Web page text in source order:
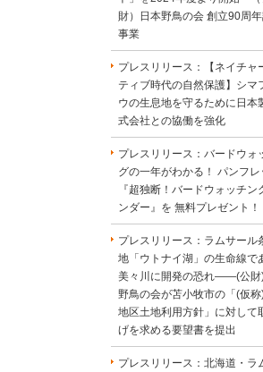
財）日本野鳥の会 創立90周
事業
プレスリリース：【ネイチャ
ティブ時代の自然保護】シマ
ウの生息地を守るために日本
式会社との協働を強化
プレスリリース：バードウォ
グの一年がわかる！ パンフレ
『超独断！バードウォッチン
ンダー』を 無料プレゼント！
プレスリリース：ラムサール
地「ウトナイ湖」の生命線で
美々川に開発の恐れ――(公財
野鳥の会が苫小牧市の「(仮称
地区土地利用方針」に対して
げを求める要望書を提出
プレスリリース：北海道・ラ